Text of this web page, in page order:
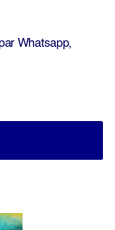
Whatsapp,